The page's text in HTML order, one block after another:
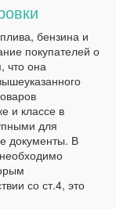
бензина и
покупателей о
что она
и классе в
для
документы. В
со ст.4, это